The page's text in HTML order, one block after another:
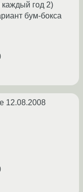
год 2)
бум-бокса
12.08.2008